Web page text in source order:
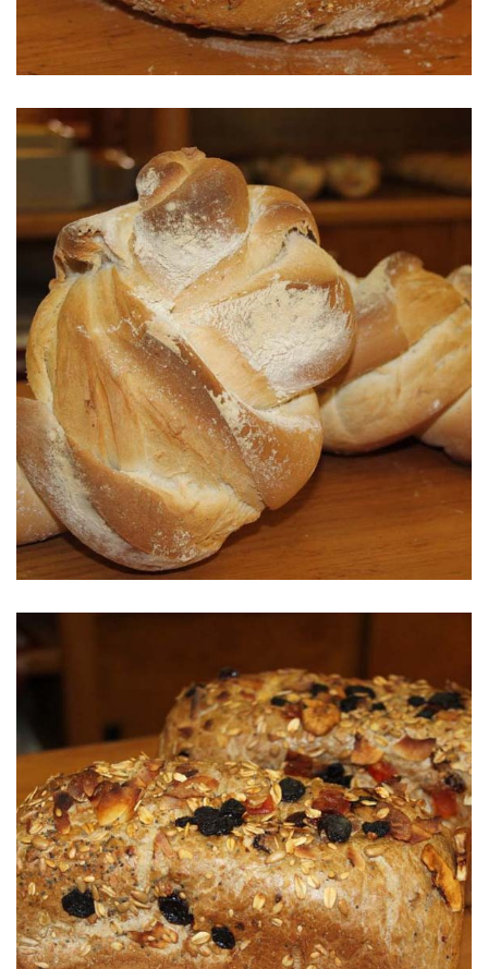
con Cardamomo
Pan de Nudos